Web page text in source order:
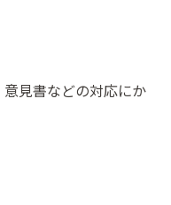
見書などの対応にか